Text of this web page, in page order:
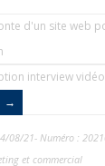
d'un site web
interview
08/21- Numéro :
et commercial